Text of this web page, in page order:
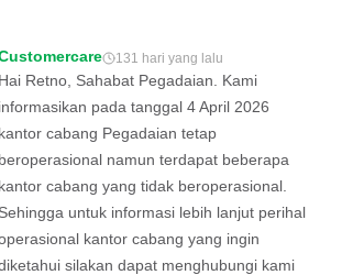
131 hari yang lalu
Hai Retno, Sahabat Pegadaian. Kami
informasikan pada tanggal 4 April 2026
kantor cabang Pegadaian tetap
beroperasional namun terdapat beberapa
kantor cabang yang tidak beroperasional.
Sehingga untuk informasi lebih lanjut perihal
kantor cabang yang ingin
silakan dapat menghubungi kami